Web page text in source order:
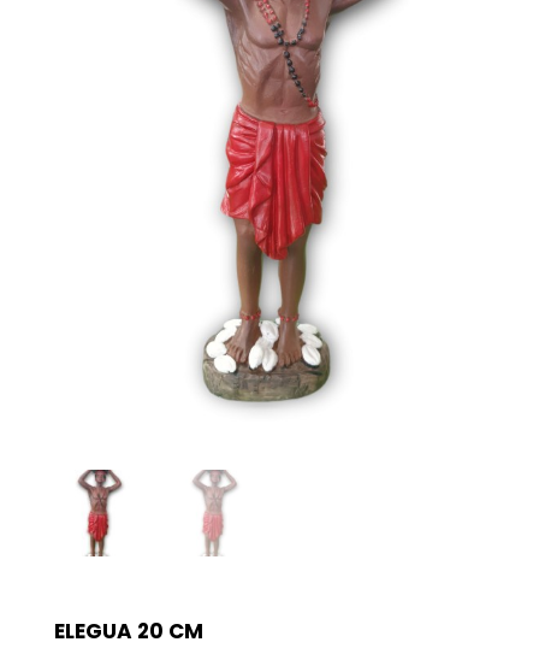
ELEGUA 20 CM